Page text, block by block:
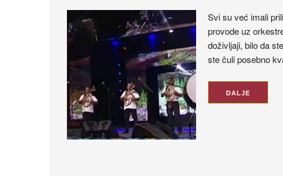
Svi su već imali
provode uz
doživljaji, bilo da
ste čuli posebno
DALJE